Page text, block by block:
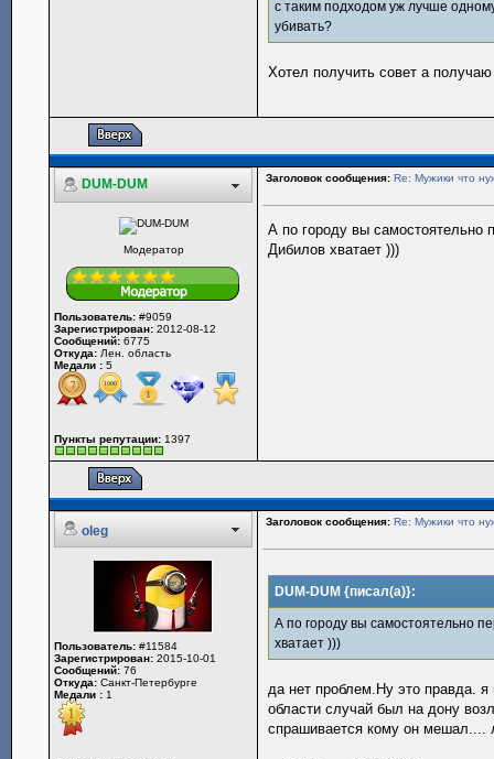
с таким подходом уж лучше
убивать?
Хотел получить совет а
DUM-DUM Заголовок сообщения: Re: Мужики что
Модератор
Пользователь: #9059
Зарегистрирован: 2012-08-12
Сообщений: 6775
Откуда: Лен. область
Медали : 5
Пункты репутации: 1397
А по городу вы самостоятельно
Дибилов хватает )))
oleg
Заголовок сообщения: Re: Мужики что
Пользователь: #11584
Зарегистрирован: 2015-10-01
Сообщений: 76
Откуда: Санкт-Петербурге
Медали : 1
DUM-DUM {писал(а)}:
А по городу вы самостоятельно
хватает )))
да нет проблем.Ну это правда.
области случай был на дону
спрашивается кому он мешал....